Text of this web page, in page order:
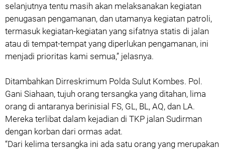
selanjutnya tentu masih akan melaksanakan kegiatan
penugasan pengamanan, dan utamanya kegiatan patroli,
termasuk kegiatan-kegiatan yang sifatnya statis di jalan
atau di tempat-tempat yang diperlukan pengamanan, ini
menjadi prioritas kami semua,” jelasnya.
Ditambahkan Dirreskrimum Polda Sulut Kombes. Pol.
Gani Siahaan, tujuh orang tersangka yang ditahan, lima
orang di antaranya berinisial FS, GL, BL, AQ, dan LA.
Mereka terlibat dalam kejadian di TKP jalan Sudirman
dengan korban dari ormas adat.
“Dari kelima tersangka ini ada satu orang yang merupakan